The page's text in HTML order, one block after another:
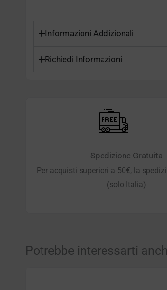
Informazioni Addizionali
Richiedi Informazioni
Spedizione Gratuita
Per acquisti superiori a 50€, la
(solo Italia)
Potrebbe interessarti